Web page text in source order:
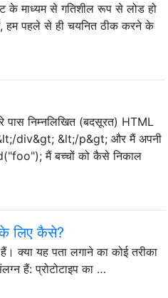
के माध्यम से गतिशील रूप से लोड हो
हम पहले से ही चयनित ठीक करने के
पास निम्नलिखित (बदसूरत) HTML
div&gt; &lt;/p&gt; और मैं अपनी
मैं बच्चों को कैसे निकाल
के लिए कैसे?
क्या यह पता लगाने का कोई तरीका
हैं: प्रोटोटाइप का …